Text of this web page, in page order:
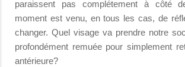
paraissent pas complétement à côté
moment est venu, en tous les cas, de
changer. Quel visage va prendre notre
profondément remuée pour simplement
antérieure?